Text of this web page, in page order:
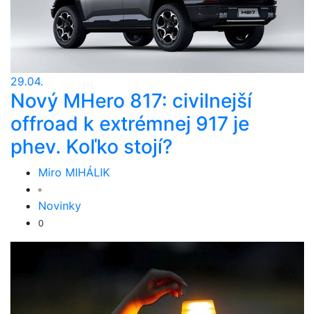
29.04.
Nový MHero 817: civilnejší
offroad k extrémnej 917 je
phev. Koľko stojí?
Miro MIHÁLIK
Novinky
0